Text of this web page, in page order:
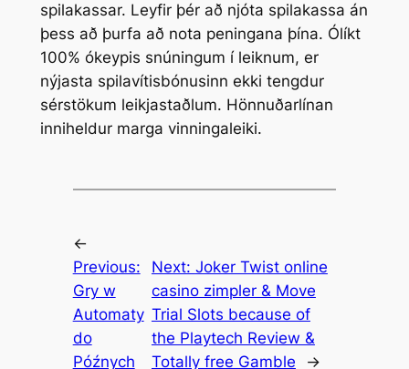
spilakassar. Leyfir þér að njóta spilakassa án
þess að þurfa að nota peningana þína. Ólíkt
100% ókeypis snúningum í leiknum, er
nýjasta spilavítisbónusinn ekki tengdur
sérstökum leikjastaðlum. Hönnuðarlínan
inniheldur marga vinningaleiki.
←
Previous:
Gry w
Automaty
do
Późnych
Next: Joker Twist online
casino zimpler & Move
Trial Slots because of
the Playtech Review &
Totally free Gamble
→